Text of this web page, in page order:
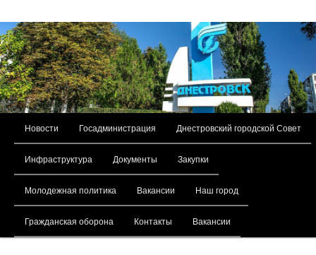
Перейти к основному содержимому
Новости Госадминистрация Днестровский городской Совет
Инфраструктура Документы Закупки
Молодежная политика Вакансии Наш город
Гражданская оборона Контакты Вакансии